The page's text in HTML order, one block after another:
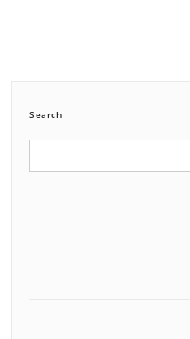
Search
Search